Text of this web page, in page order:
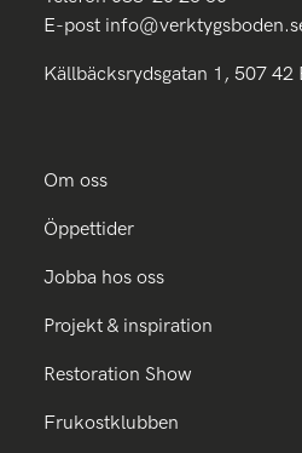
E-post
Källbäcksrydsgatan 1, 507 42
Om oss
Öppettider
Jobba hos oss
Projekt & inspiration
Restoration Show
Frukostklubben